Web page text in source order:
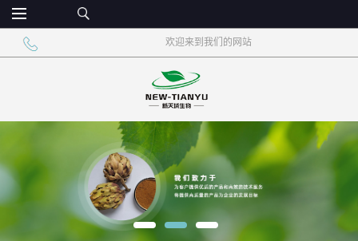
欢迎来到我们的网站